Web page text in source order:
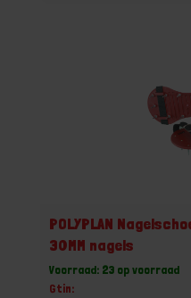
POLYPLAN
30MM nagels
Voorraad: 23 op voorraad
Gtin: